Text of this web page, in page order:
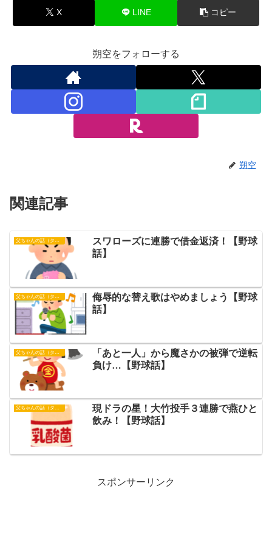
X LINE コピー
朔空をフォローする
朔空
関連記事
父ちゃんの話（タイガース）
スワローズに連勝で借金返済！【野球
話】
父ちゃんの話（タイガース）
侮辱的な替え歌はやめましょう【野球
話】
「あと一人」から魔さかの被弾で逆転
負け…【野球話】
父ちゃんの話（タイガース）
現ドラの星！大竹投手３連勝で燕ひと
飲み！【野球話】
スポンサーリンク